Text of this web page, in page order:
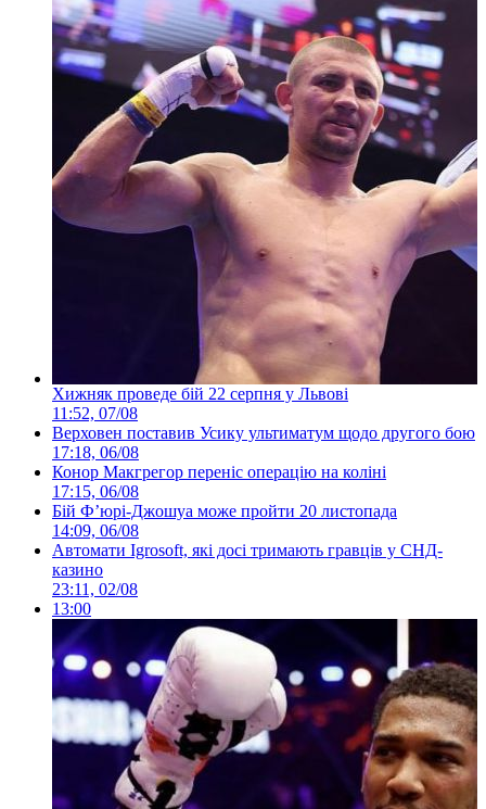
Хижняк проведе бій 22 серпня у Львові
11:52, 07/08
Верховен поставив Усику ультиматум щодо другого бою
17:18, 06/08
Конор Макгрегор переніс операцію на коліні
17:15, 06/08
Бій Ф’юрі-Джошуа може пройти 20 листопада
14:09, 06/08
Автомати Igrosoft, які досі тримають гравців у СНД-
казино
23:11, 02/08
13:00